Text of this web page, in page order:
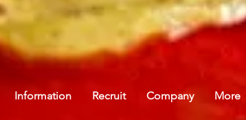
Information Recruit Company More